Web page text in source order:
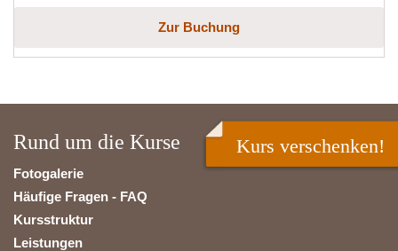
Zur Buchung
Rund um die Kurse
Fotogalerie
Häufige Fragen - FAQ
Kursstruktur
Leistungen
Kurs verschenken!